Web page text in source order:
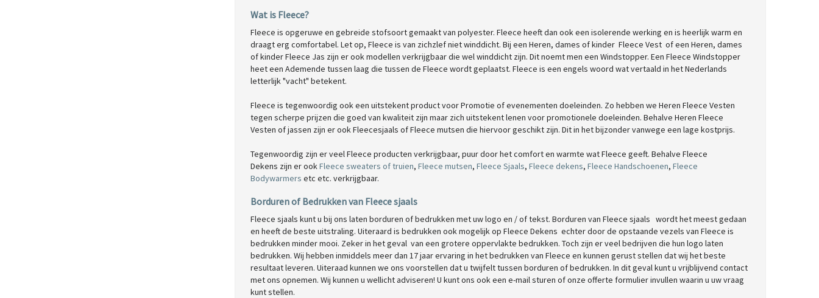
Wat is Fleece?
Fleece is opgeruwe en gebreide stofsoort gemaakt van polyester. Fleece heeft dan ook een isolerende werking en is heerlijk warm en
draagt erg comfortabel. Let op, Fleece is van zichzlef niet winddicht. Bij een Heren, dames of kinder Fleece Vest of een Heren, dames
of kinder Fleece Jas zijn er ook modellen verkrijgbaar die wel winddicht zijn. Dit noemt men een Windstopper. Een Fleece Windstopper
heet een Ademende tussen laag die tussen de Fleece wordt geplaatst. Fleece is een engels woord wat vertaald in het Nederlands
letterlijk "vacht" betekent.
Fleece is tegenwoordig ook een uitstekent product voor Promotie of evenementen doeleinden. Zo hebben we Heren Fleece Vesten
tegen scherpe prijzen die goed van kwaliteit zijn maar zich uitstekent lenen voor promotionele doeleinden. Behalve Heren Fleece
Vesten of jassen zijn er ook Fleecesjaals of Fleece mutsen die hiervoor geschikt zijn. Dit in het bijzonder vanwege een lage kostprijs.
Tegenwoordig zijn er veel Fleece producten verkrijgbaar, puur door het comfort en warmte wat Fleece geeft. Behalve Fleece
Dekens zijn er ookFleece sweaters of truien, Fleece mutsen, Fleece Sjaals, Fleece dekens, Fleece Handschoenen, Fleece
Bodywarmers etc etc. verkrijgbaar.
Borduren of Bedrukken van Fleece sjaals
Fleece sjaals kunt u bij ons laten borduren of bedrukken met uw logo en / of tekst. Borduren van Fleece sjaals wordt het meest gedaan
en heeft de beste uitstraling. Uiteraard is bedrukken ook mogelijk op Fleece Dekens echter door de opstaande vezels van Fleece is
bedrukken minder mooi. Zeker in het geval van een grotere oppervlakte bedrukken. Toch zijn er veel bedrijven die hun logo laten
bedrukken. Wij hebben inmiddels meer dan 17 jaar ervaring in het bedrukken van Fleece en kunnen gerust stellen dat wij het beste
resultaat leveren. Uiteraad kunnen we ons voorstellen dat u twijfelt tussen borduren of bedrukken. In dit geval kunt u vrijblijvend contact
met ons opnemen. Wij kunnen u wellicht adviseren! U kunt ons ook een e-mail sturen of onze offerte formulier invullen waarin u uw vraag
kunt stellen.